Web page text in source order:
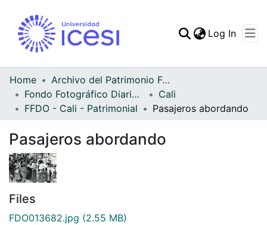
Statistics
Log In
Home
Archivo del Patrimonio Fotográfico y Fílmico del Valle del Cauca
Fondo Fotográfico Diario Occidente
Cali
FFDO - Cali - Patrimonial
Pasajeros abordando
Pasajeros abordando
Files
FDO013682.jpg (2.55 MB)